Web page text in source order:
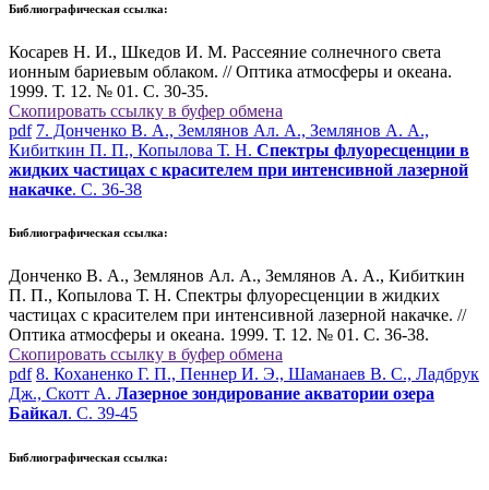
Библиографическая ссылка:
Косарев Н. И., Шкедов И. М. Рассеяние солнечного света
ионным бариевым облаком. // Оптика атмосферы и океана.
1999. Т. 12. № 01. С. 30-35.
Скопировать ссылку в буфер обмена
pdf 7. Донченко В. А., Землянов Ал. А., Землянов А. А.,
Кибиткин П. П., Копылова Т. Н. Спектры флуоресценции в
жидких частицах с красителем при интенсивной лазерной
накачке. С. 36-38
Библиографическая ссылка:
Донченко В. А., Землянов Ал. А., Землянов А. А., Кибиткин
П. П., Копылова Т. Н. Спектры флуоресценции в жидких
частицах с красителем при интенсивной лазерной накачке. //
Оптика атмосферы и океана. 1999. Т. 12. № 01. С. 36-38.
Скопировать ссылку в буфер обмена
pdf 8. Коханенко Г. П., Пеннер И. Э., Шаманаев В. С., Ладбрук
Дж., Скотт А. Лазерное зондирование акватории озера
Байкал. С. 39-45
Библиографическая ссылка: